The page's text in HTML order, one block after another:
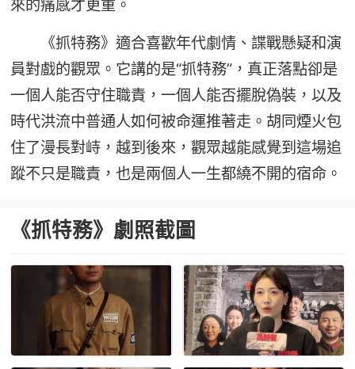
來的痛感才更重。
《抓特務》適合喜歡年代劇情、諜戰懸疑和演
員對戲的觀眾。它講的是“抓特務”，真正落點卻是
一個人能否守住職責，一個人能否擺脫偽裝，以及
時代洪流中普通人如何被命運推著走。胡同煙火包
住了漫長對峙，越到後來，觀眾越能感覺到這場追
蹤不只是職責，也是兩個人一生都繞不開的宿命。
《抓特務》劇照截圖